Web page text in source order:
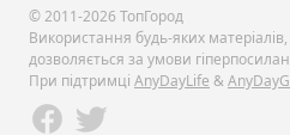
© 2011-2026 ТопГород
Використання будь-яких
дозволяється за умови
При підтримці AnyDayLife &